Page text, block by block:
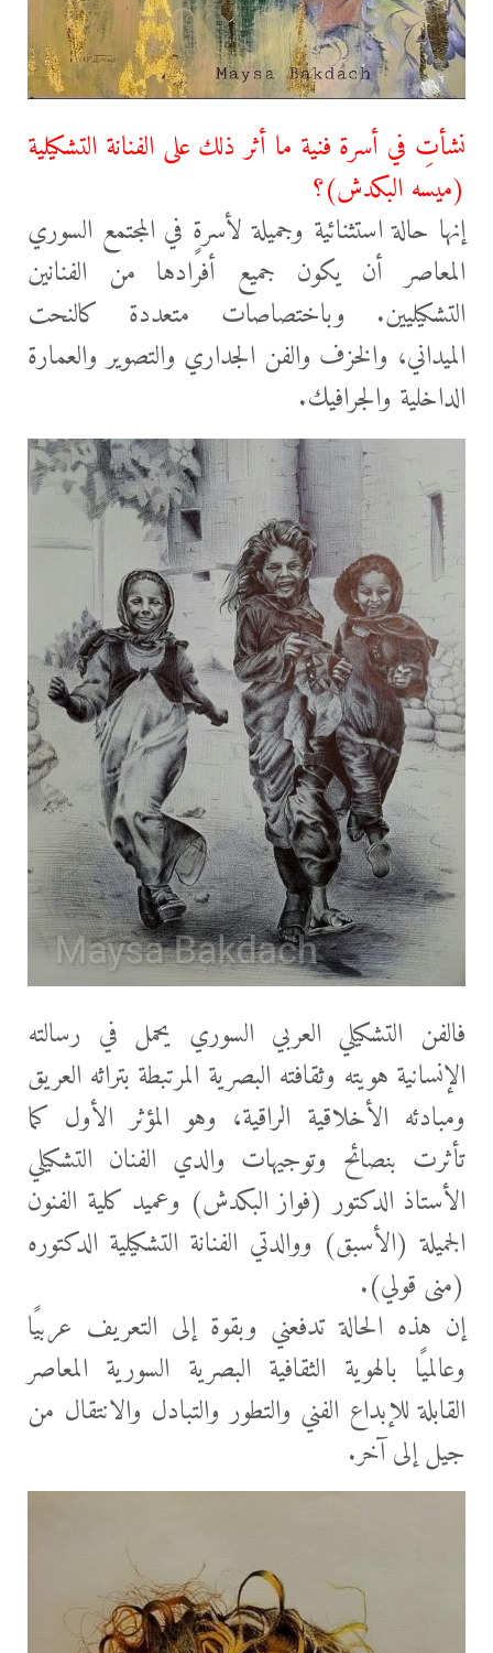
نشأتِ في أسرة فنية ما أثر ذلك على الفنانة التشكيلية
(ميسه البكدش)؟
إنها حالة استثنائية وجميلة لأسرةٍ في المجتمع السوري
المعاصر أن يكون جميع أفرادها من الفنانين
التشكيليين. وباختصاصات متعددة كالنحت
الميداني، والخزف والفن الجداري والتصوير والعمارة
الداخلية والجرافيك.
فالفن التشكيلي العربي السوري يحمل في رسالته
الإنسانية هويته وثقافته البصرية المرتبطة بتراثه العريق
ومبادئه الأخلاقية الراقية، وهو المؤثر الأول كما
تأثرت بنصائح وتوجيهات والدي الفنان التشكيلي
الأستاذ الدكتور (فواز البكدش) وعميد كلية الفنون
الجميلة (الأسبق) ووالدتي الفنانة التشكيلية الدكتوره
(منى قولي).
إن هذه الحالة تدفعني وبقوة إلى التعريف عربيًا
وعالميًا بالهوية الثقافية البصرية السورية المعاصر
القابلة للإبداع الفني والتطور والتبادل والانتقال من
جيل إلى آخر.